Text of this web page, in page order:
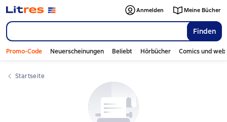
Finden
Anmelden Meine Bücher
Promo-Code Neuerscheinungen Beliebt Hörbücher Comics und
Startseite
Слайдер с книгами